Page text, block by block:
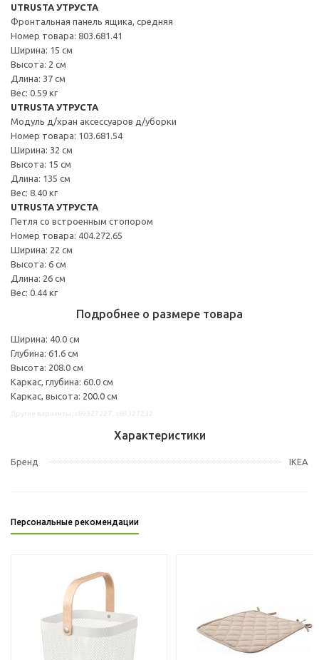
UTRUSTA УТРУСТА
Фронтальная панель ящика, средняя
Номер товара: 803.681.41
Ширина: 15 см
Высота: 2 см
Длина: 37 см
Вес: 0.59 кг
UTRUSTA УТРУСТА
Модуль д/хран аксессуаров д/уборки
Номер товара: 103.681.54
Ширина: 32 см
Высота: 15 см
Длина: 135 см
Вес: 8.40 кг
UTRUSTA УТРУСТА
Петля со встроенным стопором
Номер товара: 404.272.65
Ширина: 22 см
Высота: 6 см
Длина: 26 см
Вес: 0.44 кг
Подробнее о размере товара
Ширина: 40.0 см
Глубина: 61.6 см
Высота: 208.0 см
Каркас, глубина: 60.0 см
Каркас, высота: 200.0 см
Характеристики
Бренд IKEA
Персональные рекомендации